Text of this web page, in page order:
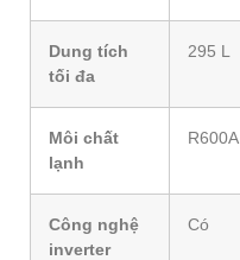
Dung tích
tối đa
295 L
Môi chất
lạnh
R600A
Công nghệ
inverter
Có